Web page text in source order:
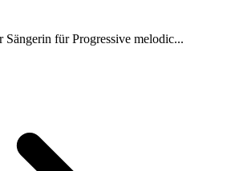
Sängerin für Progressive melodic...